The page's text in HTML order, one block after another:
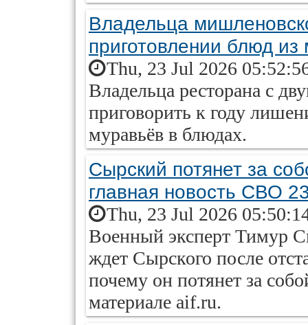
Владельца
приготовлении блюд из
Thu, 23 Jul 2026
Владельца ресторана с
приговорить к году
муравьёв в блюдах.
Сырский потянет за
главная новость СВО
Thu, 23 Jul 2026
Военный эксперт Тимур
ждет Сырского после
почему он потянет за
материале aif.ru.